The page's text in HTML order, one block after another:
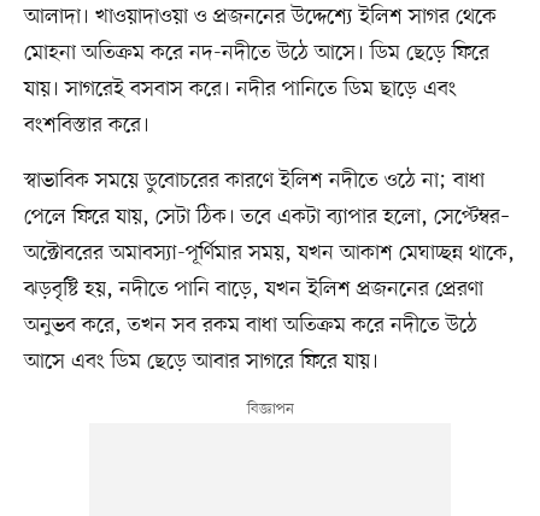
আলাদা। খাওয়াদাওয়া ও প্রজননের উদ্দেশ্যে ইলিশ সাগর থেকে
মোহনা অতিক্রম করে নদ-নদীতে উঠে আসে। ডিম ছেড়ে ফিরে
যায়। সাগরেই বসবাস করে। নদীর পানিতে ডিম ছাড়ে এবং
বংশবিস্তার করে।
স্বাভাবিক সময়ে ডুবোচরের কারণে ইলিশ নদীতে ওঠে না; বাধা
পেলে ফিরে যায়, সেটা ঠিক। তবে একটা ব্যাপার হলো, সেপ্টেম্বর–
অক্টোবরের অমাবস্যা-পূর্ণিমার সময়, যখন আকাশ মেঘাচ্ছন্ন থাকে,
ঝড়বৃষ্টি হয়, নদীতে পানি বাড়ে, যখন ইলিশ প্রজননের প্রেরণা
অনুভব করে, তখন সব রকম বাধা অতিক্রম করে নদীতে উঠে
আসে এবং ডিম ছেড়ে আবার সাগরে ফিরে যায়।